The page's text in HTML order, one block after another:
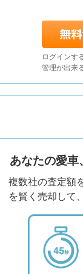
ログインす
管理が出来
あなたの愛車
複数社の査定額
を賢く売却して